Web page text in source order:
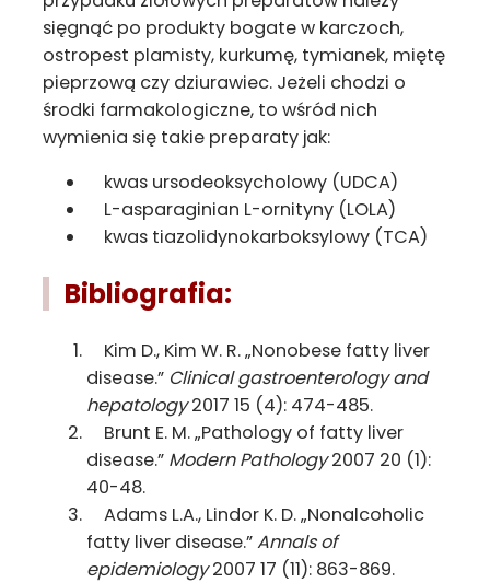
sięgnąć po produkty bogate w karczoch,
ostropest plamisty, kurkumę, tymianek, miętę
pieprzową czy dziurawiec. Jeżeli chodzi o
środki farmakologiczne, to wśród nich
wymienia się takie preparaty jak:
kwas ursodeoksycholowy (UDCA)
L-asparaginian L-ornityny (LOLA)
kwas tiazolidynokarboksylowy (TCA)
Bibliografia:
Kim D., Kim W. R. „Nonobese fatty liver
disease.” Clinical gastroenterology and
hepatology2017 15 (4): 474-485.
Brunt E. M. „Pathology of fatty liver
disease.” Modern Pathology2007 20 (1):
40-48.
Adams L.A., Lindor K. D. „Nonalcoholic
fatty liver disease.”Annals of
epidemiology2007 17 (11): 863-869.